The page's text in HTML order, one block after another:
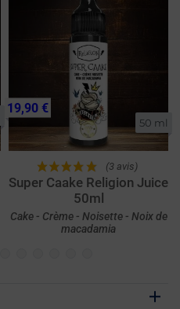
50 ml
(3 avis)
Super Caake Religion Juice
50ml
Cake - Crème - Noisette - Noix de
macadamia
19,90 €